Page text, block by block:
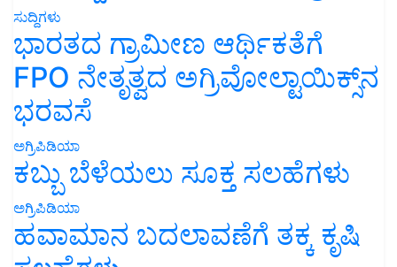
ಸುದ್ದಿಗಳು
ಭಾರತದ ಗ್ರಾಮೀಣ ಆರ್ಥಿಕತೆಗೆ
FPO ನೇತೃತ್ವದ ಅಗ್ರಿವೋಲ್ಟಾಯಿಕ್ಸ್‌ನ
ಭರವಸೆ
ಅಗ್ರಿಪಿಡಿಯಾ
ಕಬ್ಬು ಬೆಳೆಯಲು ಸೂಕ್ತ ಸಲಹೆಗಳು
ಅಗ್ರಿಪಿಡಿಯಾ
ಹವಾಮಾನ ಬದಲಾವಣೆಗೆ ತಕ್ಕ ಕೃಷಿ